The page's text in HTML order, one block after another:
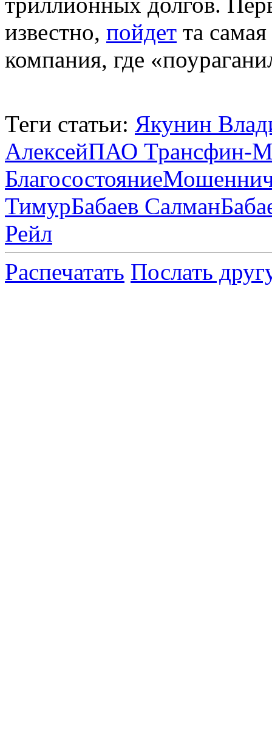
известно, пойдет та
компания, где
Теги статьи: Якунин
АлексейПАО Трансфин-
Благосостояние
ТимурБабаев Салман
Рейл
Распечатать Послать